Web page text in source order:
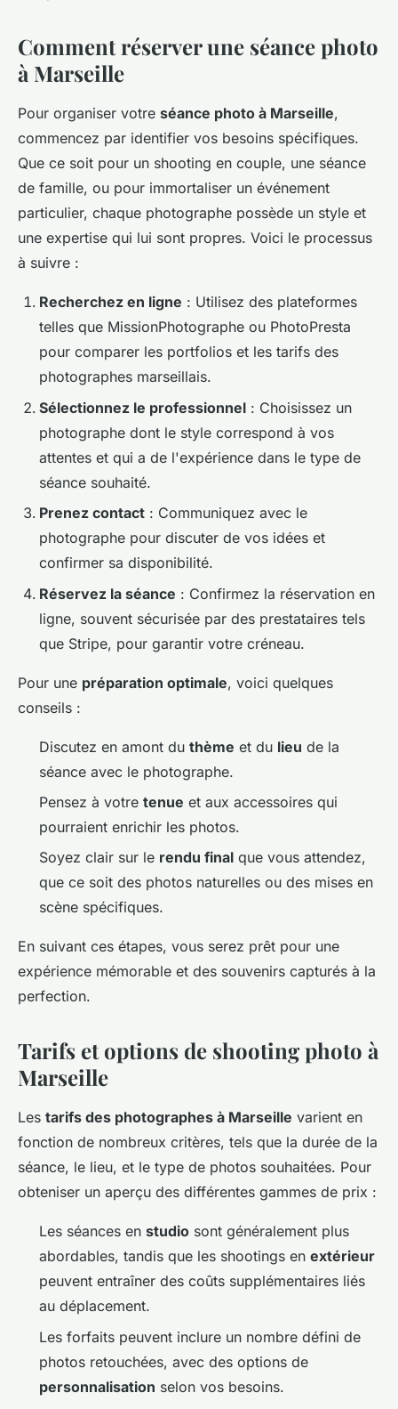
Comment réserver une séance photo
à Marseille
Pour organiser votre séance photo à Marseille,
commencez par identifier vos besoins spécifiques.
Que ce soit pour un shooting en couple, une séance
de famille, ou pour immortaliser un événement
particulier, chaque photographe possède un style et
une expertise qui lui sont propres. Voici le processus
à suivre :
Recherchez en ligne : Utilisez des plateformes
telles que MissionPhotographe ou PhotoPresta
pour comparer les portfolios et les tarifs des
photographes marseillais.
Sélectionnez le professionnel : Choisissez un
photographe dont le style correspond à vos
attentes et qui a de l'expérience dans le type de
séance souhaité.
Prenez contact : Communiquez avec le
photographe pour discuter de vos idées et
confirmer sa disponibilité.
Réservez la séance : Confirmez la réservation en
ligne, souvent sécurisée par des prestataires tels
que Stripe, pour garantir votre créneau.
Pour une préparation optimale, voici quelques
conseils :
Discutez en amont du thème et du lieu de la
séance avec le photographe.
Pensez à votre tenue et aux accessoires qui
pourraient enrichir les photos.
Soyez clair sur le rendu final que vous attendez,
que ce soit des photos naturelles ou des mises en
scène spécifiques.
En suivant ces étapes, vous serez prêt pour une
expérience mémorable et des souvenirs capturés à la
perfection.
Tarifs et options de shooting photo à
Marseille
Les tarifs des photographes à Marseille varient en
fonction de nombreux critères, tels que la durée de la
séance, le lieu, et le type de photos souhaitées. Pour
obteniser un aperçu des différentes gammes de prix :
Les séances en studio sont généralement plus
abordables, tandis que les shootings en extérieur
peuvent entraîner des coûts supplémentaires liés
au déplacement.
Les forfaits peuvent inclure un nombre défini de
photos retouchées, avec des options de
personnalisation selon vos besoins.